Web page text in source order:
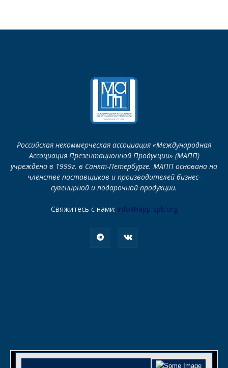
Российская некоммерческая ассоциация «Международная
Ассоциация Презентационной Продукции» (МАПП)
учреждена в 1999г. в Санкт-Петербурге. МАПП основана на
членстве поставщиков и производителей бизнес-
сувенирной и подарочной продукции.
Свяжитесь с нами: info@iapp-spb.org